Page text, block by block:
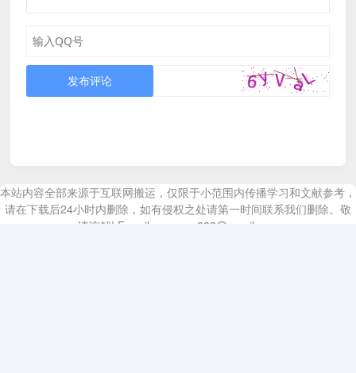
发布评论
本站内容全部来源于互联网搬运，仅限于小范围内传播学习和文献参考，
请在下载后24小时内删除，如有侵权之处请第一时间联系我们删除。敬
请谅解! E-mail：canxue888@gmail.com